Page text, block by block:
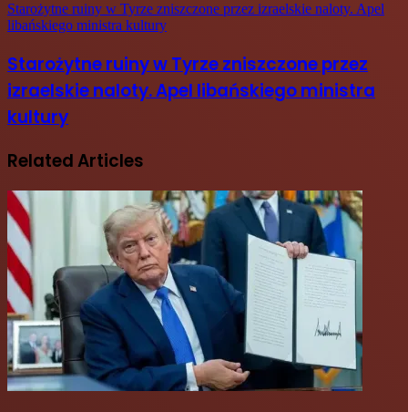
Starożytne ruiny w Tyrze zniszczone przez izraelskie naloty. Apel
libańskiego ministra kultury
Starożytne ruiny w Tyrze zniszczone przez
izraelskie naloty. Apel libańskiego ministra
kultury
Related Articles